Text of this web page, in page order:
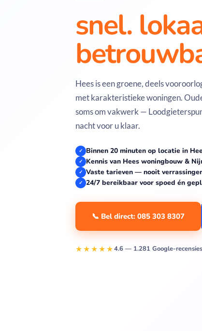
snel.
Hees is een groene, deels
met karakteristieke woningen.
soms om vakwerk —
nacht voor u klaar.
✓ Binnen 20 minuten op locatie in
✓ Kennis van Hees woningbouw &
✓ Vaste tarieven — nooit
✓ 24/7 bereikbaar voor spoed én
📞 Bel direct: 085 303 8307
★★★★★4.6 — 1.281 Google-recensies